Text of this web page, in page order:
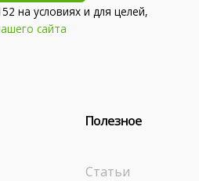
на условиях и для целей,
сайта
Полезное
Статьи